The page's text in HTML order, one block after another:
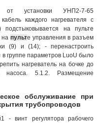
от установки УНП2-7-65
каждого нагревателя с
на пульте
на пульте управления в разъем
(9) и (14); - перенастроить
группе параметров LuoU было
нагреватель на бочке до
насоса. 5.1.2. Размещение
обслуживание при
трубопроводов
- винт регулятора рабочего